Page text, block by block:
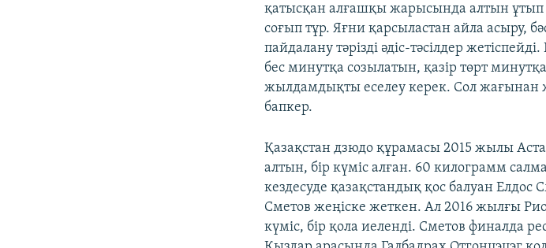
қатысқан алғашқы жарысында алтын ұтып
соғып тұр. Яғни қарсыластан айла асыру,
пайдалану тәрізді әдіс-тәсілдер
бес минутқа созылатын, қазір төрт
жылдамдықты еселеу керек. Сол жағынан
бапкер.
Қазақстан дзюдо құрамасы 2015 жылы
алтын, бір күміс алған. 60 килограмм
кездесуде қазақстандық қос балуан Елдос
Сметов жеңіске жеткен. Ал 2016 жылғы
күміс, бір қола иеленді. Сметов финалда